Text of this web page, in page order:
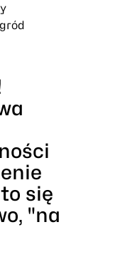
się
"na